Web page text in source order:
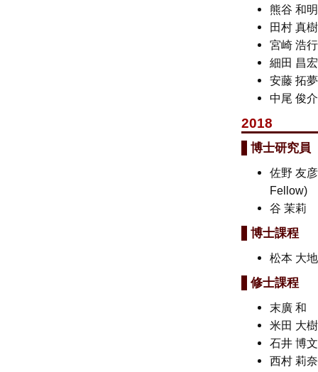
熊谷 和
田村 真
宮崎 浩
細田 昌
安藤 拓
中尾 俊
2018
博士研究員
佐野 友彦
Fellow)
谷 茉莉
博士課程
松本 大
修士課程
末廣
米田 大
石井 博
西村 莉